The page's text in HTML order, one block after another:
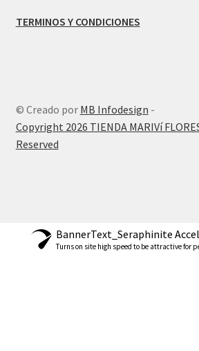
TERMINOS Y CONDICIONES
© Creado por MB Infodesign -
Copyright 2026 TIENDA MARIVí
Reserved
BannerText_Seraphinite
Turns on site high speed to be attractive for